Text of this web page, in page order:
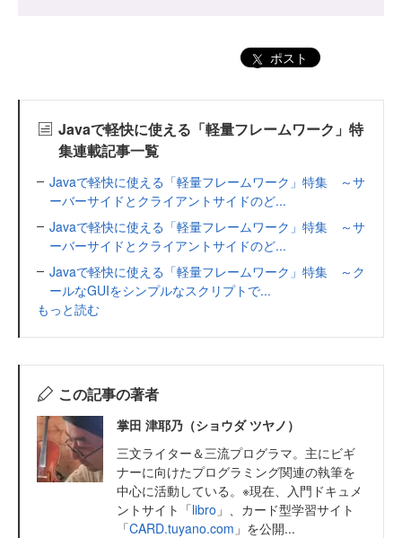
ポスト
Javaで軽快に使える「軽量フレームワーク」特
集連載記事一覧
Javaで軽快に使える「軽量フレームワーク」特集 ～サ
ーバーサイドとクライアントサイドのど...
Javaで軽快に使える「軽量フレームワーク」特集 ～サ
ーバーサイドとクライアントサイドのど...
Javaで軽快に使える「軽量フレームワーク」特集 ～ク
ールなGUIをシンプルなスクリプトで...
もっと読む
この記事の著者
掌田 津耶乃（ショウダ ツヤノ）
三文ライター＆三流プログラマ。主にビギ
ナーに向けたプログラミング関連の執筆を
中心に活動している。※現在、入門ドキュメ
ントサイト「libro 」、カード型学習サイト
「CARD.tuyano.com 」を公開...